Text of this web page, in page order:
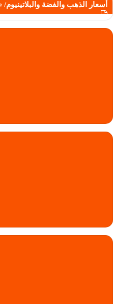
أسعار الذهب والفضة والبلاتينيوم/ Gold, Silver and Platinum Rate